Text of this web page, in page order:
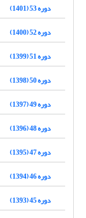
دوره 53 (1401)
دوره 52 (1400)
دوره 51 (1399)
دوره 50 (1398)
دوره 49 (1397)
دوره 48 (1396)
دوره 47 (1395)
دوره 46 (1394)
دوره 45 (1393)